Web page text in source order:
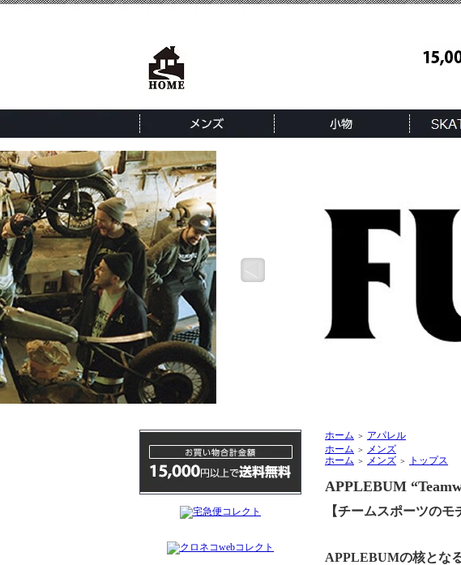
ホーム ＞ アパレル
ホーム ＞
メンズ
ホーム ＞ メンズ ＞ トップス
APPLEBUM
【チームスポーツの
APPLEBUMの核とな